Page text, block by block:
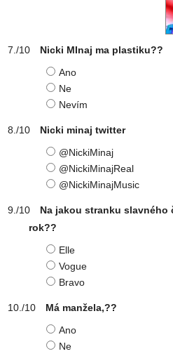
Nicki MInaj ma plastiku??
Ano
Ne
Nevím
Nicki minaj twitter
@NickiMinaj
@NickiMinajReal
@NickiMinajMusic
Na jakou stranku
rok??
Elle
Vogue
Bravo
Má manžela,??
Ano
Ne